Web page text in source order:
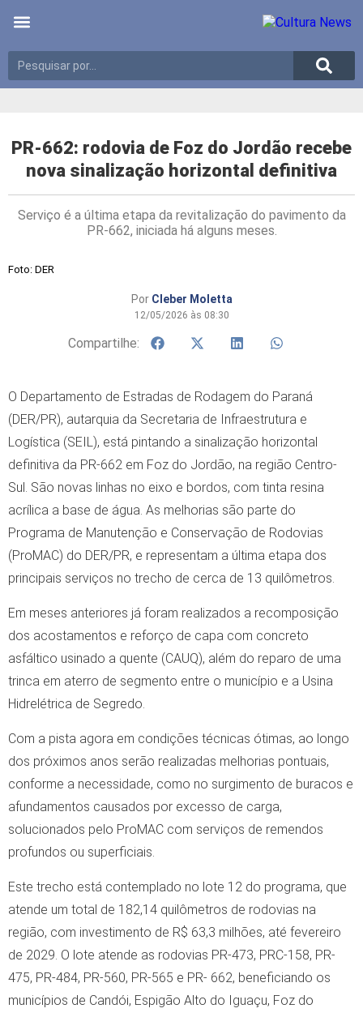
PR-662: rodovia de Foz do Jordão recebe
nova sinalização horizontal definitiva
Serviço é a última etapa da revitalização do pavimento da
PR-662, iniciada há alguns meses.
Foto: DER
Por Cleber Moletta
12/05/2026 às 08:30
Compartilhe:
O Departamento de Estradas de Rodagem do Paraná
(DER/PR), autarquia da Secretaria de Infraestrutura e
Logística (SEIL), está pintando a sinalização horizontal
definitiva da PR-662 em Foz do Jordão, na região Centro-
Sul. São novas linhas no eixo e bordos, com tinta resina
acrílica a base de água. As melhorias são parte do
Programa de Manutenção e Conservação de Rodovias
(ProMAC) do DER/PR, e representam a última etapa dos
principais serviços no trecho de cerca de 13 quilômetros.
Em meses anteriores já foram realizados a recomposição
dos acostamentos e reforço de capa com concreto
asfáltico usinado a quente (CAUQ), além do reparo de uma
trinca em aterro de segmento entre o município e a Usina
Hidrelétrica de Segredo.
Com a pista agora em condições técnicas ótimas, ao longo
dos próximos anos serão realizadas melhorias pontuais,
conforme a necessidade, como no surgimento de buracos e
afundamentos causados por excesso de carga,
solucionados pelo ProMAC com serviços de remendos
profundos ou superficiais.
Este trecho está contemplado no lote 12 do programa, que
atende um total de 182,14 quilômetros de rodovias na
região, com investimento de R$ 63,3 milhões, até fevereiro
de 2029. O lote atende as rodovias PR-473, PRC-158, PR-
475, PR-484, PR-560, PR-565 e PR- 662, beneficiando os
municípios de Candói, Espigão Alto do Iguaçu, Foz do